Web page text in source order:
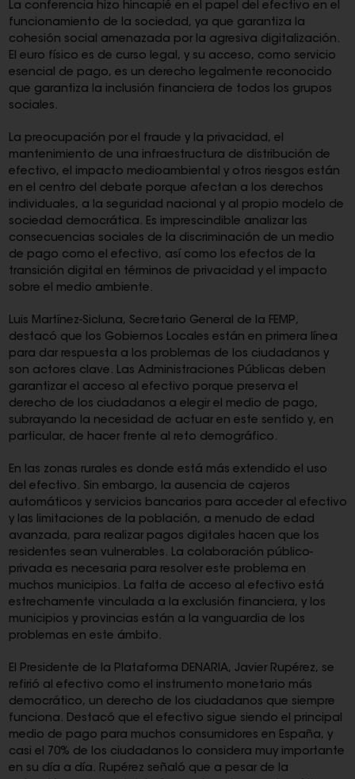
La conferencia hizo hincapié en el papel del efectivo en el
funcionamiento de la sociedad, ya que garantiza la
cohesión social amenazada por la agresiva digitalización.
El euro físico es de curso legal, y su acceso, como servicio
esencial de pago, es un derecho legalmente reconocido
que garantiza la inclusión financiera de todos los grupos
sociales.
La preocupación por el fraude y la privacidad, el
mantenimiento de una infraestructura de distribución de
efectivo, el impacto medioambiental y otros riesgos están
en el centro del debate porque afectan a los derechos
individuales, a la seguridad nacional y al propio modelo de
sociedad democrática. Es imprescindible analizar las
consecuencias sociales de la discriminación de un medio
de pago como el efectivo, así como los efectos de la
transición digital en términos de privacidad y el impacto
sobre el medio ambiente.
Luis Martínez-Sicluna, Secretario General de la FEMP,
destacó que los Gobiernos Locales están en primera línea
para dar respuesta a los problemas de los ciudadanos y
son actores clave. Las Administraciones Públicas deben
garantizar el acceso al efectivo porque preserva el
derecho de los ciudadanos a elegir el medio de pago,
subrayando la necesidad de actuar en este sentido y, en
particular, de hacer frente al reto demográfico.
En las zonas rurales es donde está más extendido el uso
del efectivo. Sin embargo, la ausencia de cajeros
automáticos y servicios bancarios para acceder al efectivo
y las limitaciones de la población, a menudo de edad
avanzada, para realizar pagos digitales hacen que los
residentes sean vulnerables. La colaboración público-
privada es necesaria para resolver este problema en
muchos municipios. La falta de acceso al efectivo está
estrechamente vinculada a la exclusión financiera, y los
municipios y provincias están a la vanguardia de los
problemas en este ámbito.
El Presidente de la Plataforma DENARIA, Javier Rupérez, se
refirió al efectivo como el instrumento monetario más
democrático, un derecho de los ciudadanos que siempre
funciona. Destacó que el efectivo sigue siendo el principal
medio de pago para muchos consumidores en España, y
casi el 70% de los ciudadanos lo considera muy importante
en su día a día. Rupérez señaló que a pesar de la